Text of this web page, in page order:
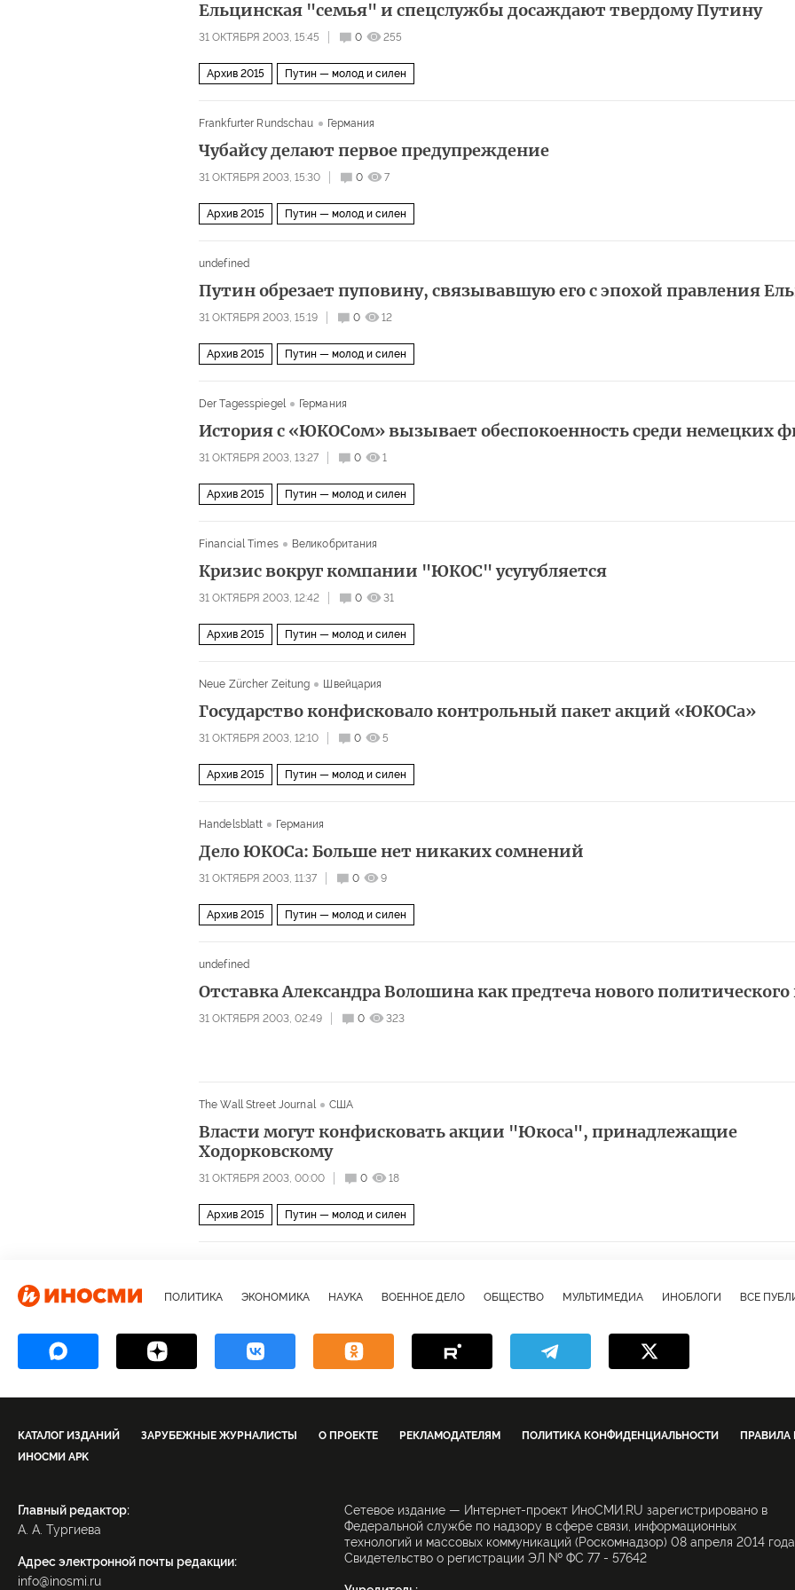
Ельцинская "семья" и спецслужбы досаждают твердому Путину
31 ОКТЯБРЯ 2003, 15:45 0 255
Архив 2015 Путин — молод и силен
Frankfurter Rundschau Германия
Чубайсу делают первое предупреждение
31 ОКТЯБРЯ 2003, 15:30 0 7
Архив 2015 Путин — молод и силен
undefined
Путин обрезает пуповину, связывавшую его с эпохой правления
31 ОКТЯБРЯ 2003, 15:19 0 12
Архив 2015 Путин — молод и силен
Der Tagesspiegel Германия
История с «ЮКОСом» вызывает обеспокоенность среди немецких
31 ОКТЯБРЯ 2003, 13:27 0 1
Архив 2015 Путин — молод и силен
Financial Times Великобритания
Кризис вокруг компании "ЮКОС" усугубляется
31 ОКТЯБРЯ 2003, 12:42 0 31
Архив 2015 Путин — молод и силен
Neue Zürcher Zeitung Швейцария
Государство конфисковало контрольный пакет акций «ЮКОСа»
31 ОКТЯБРЯ 2003, 12:10 0 5
Архив 2015 Путин — молод и силен
Handelsblatt Германия
Дело ЮКОСа: Больше нет никаких сомнений
31 ОКТЯБРЯ 2003, 11:37 0 9
Архив 2015 Путин — молод и силен
undefined
Отставка Александра Волошина как предтеча нового политического
31 ОКТЯБРЯ 2003, 02:49 0 323
The Wall Street Journal США
Власти могут конфисковать акции "Юкоса", принадлежащие
Ходорковскому
31 ОКТЯБРЯ 2003, 00:00 0 18
Архив 2015 Путин — молод и силен
ПОЛИТИКА ЭКОНОМИКА НАУКА ВОЕННОЕ ДЕЛО ОБЩЕСТВО МУЛЬТИМЕДИА ИНОБЛОГИ ВСЕ
КАТАЛОГ ИЗДАНИЙ ЗАРУБЕЖНЫЕ ЖУРНАЛИСТЫ О ПРОЕКТЕ РЕКЛАМОДАТЕЛЯМ ПОЛИТИКА КОНФИДЕНЦИАЛЬНОСТИ
ПРАВИЛА
ИНОСМИ APK
Главный редактор:
А. А. Тургиева
Адрес электронной почты редакции:
info@inosmi.ru
Сетевое издание — Интернет-проект ИноСМИ.RU зарегистрировано в
Федеральной службе по надзору в сфере связи, информационных
технологий и массовых коммуникаций (Роскомнадзор) 08 апреля 2014
Свидетельство о регистрации ЭЛ № ФС 77 - 57642